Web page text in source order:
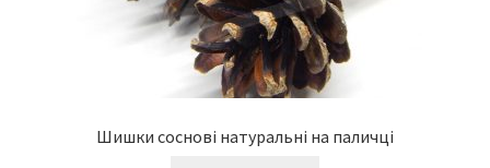
Шишки соснові натуральні на паличці